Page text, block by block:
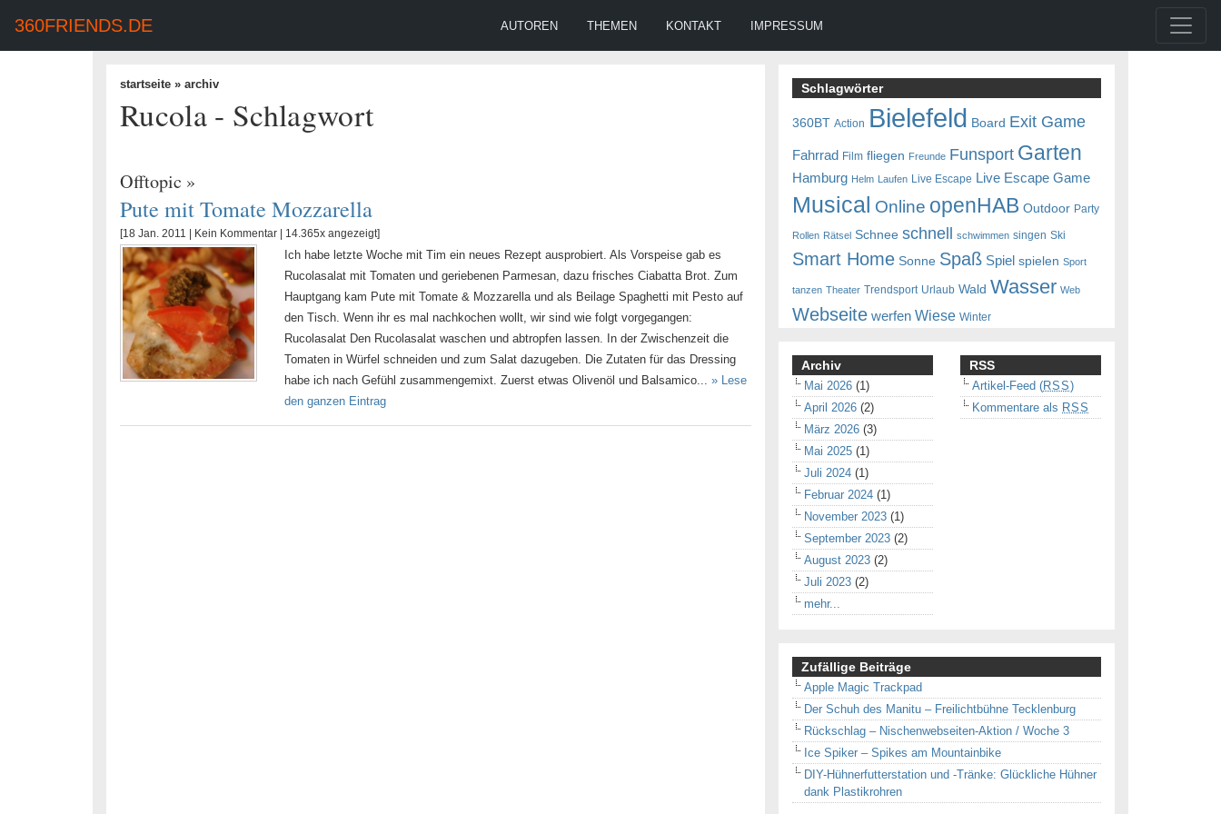
360FRIENDS.DE AUTOREN THEMEN KONTAKT IMPRESSUM
startseite » archiv
Rucola - Schlagwort
Offtopic »
Pute mit Tomate Mozzarella
[18 Jan. 2011 | Kein Kommentar | 14.365x angezeigt]
Ich habe letzte Woche mit Tim ein neues Rezept ausprobiert. Als Vorspeise gab es
Rucolasalat mit Tomaten und geriebenen Parmesan, dazu frisches Ciabatta Brot. Zum
Hauptgang kam Pute mit Tomate & Mozzarella und als Beilage Spaghetti mit Pesto auf
den Tisch. Wenn ihr es mal nachkochen wollt, wir sind wie folgt vorgegangen:
Rucolasalat Den Rucolasalat waschen und abtropfen lassen. In der Zwischenzeit die
Tomaten in Würfel schneiden und zum Salat dazugeben. Die Zutaten für das Dressing
habe ich nach Gefühl zusammengemixt. Zuerst etwas Olivenöl und Balsamico...» Lese
den ganzen Eintrag
Schlagwörter
360BT Action Bielefeld Board Exit Game
Fahrrad Film fliegen Freunde Funsport Garten
Hamburg Helm Laufen Live Escape Live Escape Game
Musical Online openHAB Outdoor Party
Rollen Rätsel Schnee schnell schwimmen singen Ski
Smart Home Sonne Spaß Spiel spielen Sport
tanzen Theater Trendsport Urlaub Wald Wasser Web
Webseite werfen Wiese Winter
Archiv
Mai 2026 (1)
April 2026 (2)
März 2026 (3)
Mai 2025 (1)
Juli 2024 (1)
Februar 2024 (1)
November 2023 (1)
September 2023 (2)
August 2023 (2)
Juli 2023 (2)
mehr...
RSS
Artikel-Feed (RSS)
Kommentare als RSS
Zufällige Beiträge
Apple Magic Trackpad
Der Schuh des Manitu – Freilichtbühne Tecklenburg
Rückschlag – Nischenwebseiten-Aktion / Woche 3
Ice Spiker – Spikes am Mountainbike
DIY-Hühnerfutterstation und -Tränke: Glückliche Hühner
dank Plastikrohren